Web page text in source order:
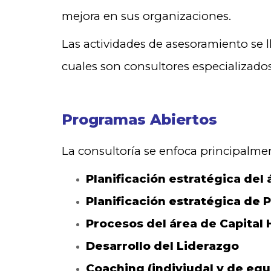
mejora en sus organizaciones.
Las actividades de asesoramiento
cuales son consultores
Programas Abiertos
La consultoría se enfoca
Planificación estratégica del
Planificación estratégica de
Procesos del área de Capital
Desarrollo del Liderazgo